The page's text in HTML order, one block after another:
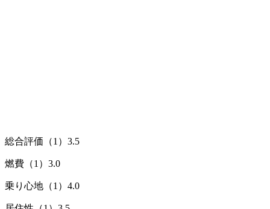
総合評価（1） 3.5
燃費（1） 3.0
乗り心地（1） 4.0